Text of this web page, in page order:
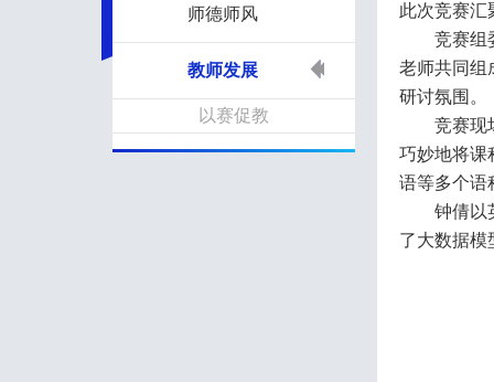
师德师风
教师发展
以赛促教
此次竞赛汇
竞赛组
老师共同组
研讨氛围。
竞赛现
巧妙地将课
语等多个语
钟倩以
了大数据模